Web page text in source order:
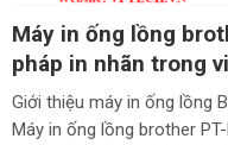
Máy in ống lồng
pháp in nhãn trong
Giới thiệu máy in ống lồng
Máy in ống lồng brother